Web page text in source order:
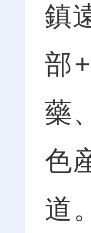
鎮
部
藥
色
道